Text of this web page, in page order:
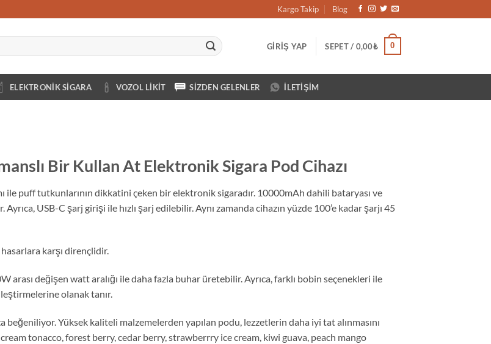
Kargo Takip Blog
GIRIŞ YAP SEPET / 0,00₺ 0
ELEKTRONIK SIGARA VOZOL LIKIT SIZDEN GELENLER İLETIŞIM
Bir Kullan At Elektronik Sigara Pod Cihazı
ile puff tutkunlarının dikkatini çeken bir elektronik sigaradır. 10000mAh dahili bataryası ve
USB-C şarj girişi ile hızlı şarj edilebilir. Aynı zamanda cihazın yüzde 100’e kadar şarjı 45
hasarlara karşı dirençlidir.
arası değişen watt aralığı ile daha fazla buhar üretebilir. Ayrıca, farklı bobin seçenekleri ile
olanak tanır.
beğeniliyor. Yüksek kaliteli malzemelerden yapılan podu, lezzetlerin daha iyi tat alınmasını
tonacco, forest berry, cedar berry, strawberrry ice cream, kiwi guava, peach mango